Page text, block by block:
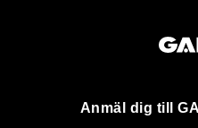
Anmäl dig till